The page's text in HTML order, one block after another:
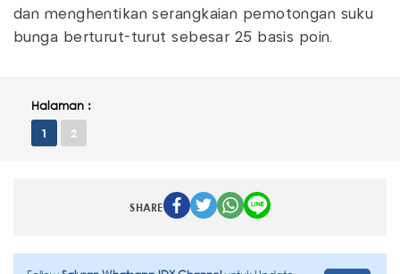
dan menghentikan serangkaian pemotongan suku
bunga berturut-turut sebesar 25 basis poin.
Halaman :
1 2
SHARE